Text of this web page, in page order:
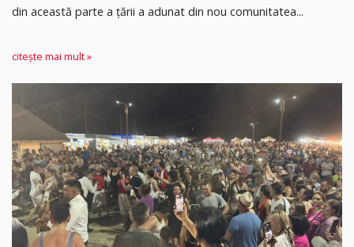
din această parte a țării a adunat din nou comunitatea...
citește mai mult »